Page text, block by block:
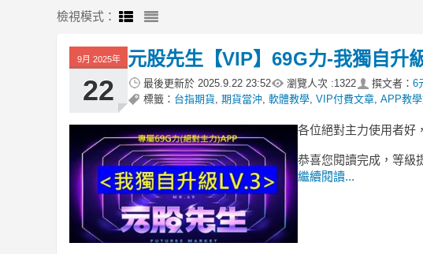
檢視模式：
9月 2025年
22
元股先生【VIP】69G力-我獨自升
最後更新於 2025.9.22 23:52 瀏覽人次 :1322 撰文者： 6
標籤： 台指期貨 期貨當沖 軟體教學 VIP付費文章 APP教
各位絕對主力使用者好
恭喜您閱讀完成，等級
繼續閱讀...